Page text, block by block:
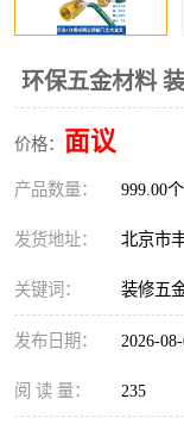
环保五金材料
价格： 面议
产品数量： 999.00个
发货地址： 北京市
关键词： 装修五
发布日期： 2026-
阅 读 量： 235